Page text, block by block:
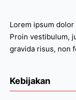
Lorem ipsum dolor
Proin vestibulum,
gravida risus, non
Kebijakan